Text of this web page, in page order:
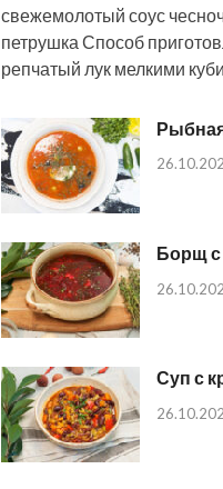
свежемолотый соус
петрушка Способ
репчатый лук мелкими
Борщ с
Суп с